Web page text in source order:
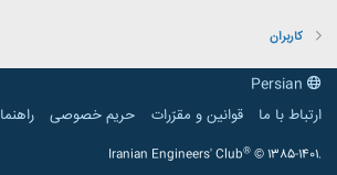
کاربران
ارتباط با ما
قوانین و مقرّرات حریم خصوصی راهنما
Iranian Engineers' Club® © 1385-1401.